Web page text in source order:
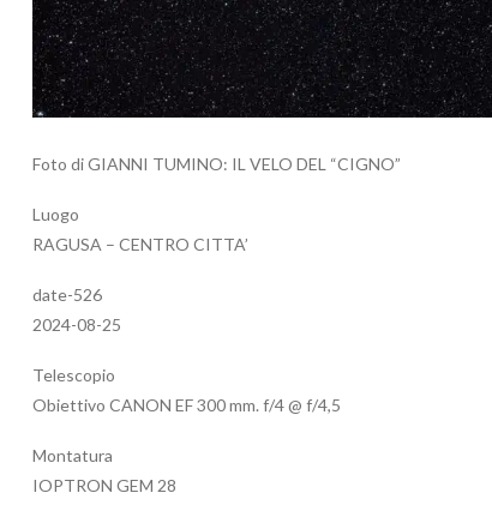
Foto di GIANNI TUMINO: IL VELO DEL “CIGNO”
Luogo
RAGUSA – CENTRO CITTA’
date-526
2024-08-25
Telescopio
Obiettivo CANON EF 300 mm. f/4 @ f/4,5
Montatura
IOPTRON GEM 28